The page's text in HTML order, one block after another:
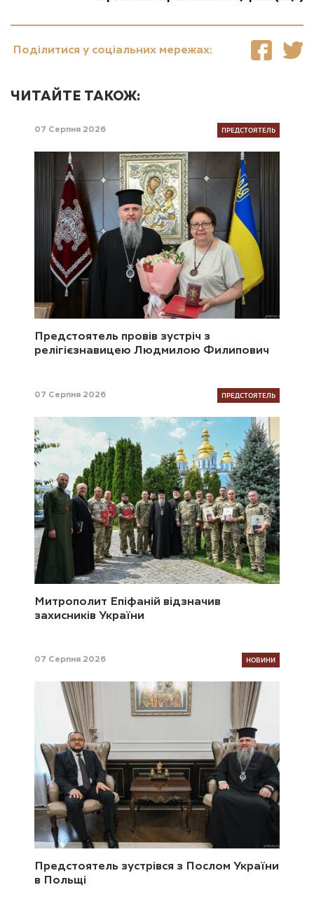
Поділитися у соціальних мережах:
ЧИТАЙТЕ ТАКОЖ:
07 Серпня 2026 ПРЕДСТОЯТЕЛЬ
Предстоятель провів зустріч з
релігієзнавицею Людмилою Филипович
07 Серпня 2026 ПРЕДСТОЯТЕЛЬ
Митрополит Епіфаній відзначив
захисників України
07 Серпня 2026 НОВИНИ
Предстоятель зустрівся з Послом України
в Польщі